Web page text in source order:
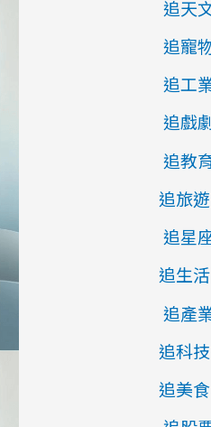
追天
追寵
追工
追戲
追教
追旅遊
追星
追生活
追產
追科技
追美食